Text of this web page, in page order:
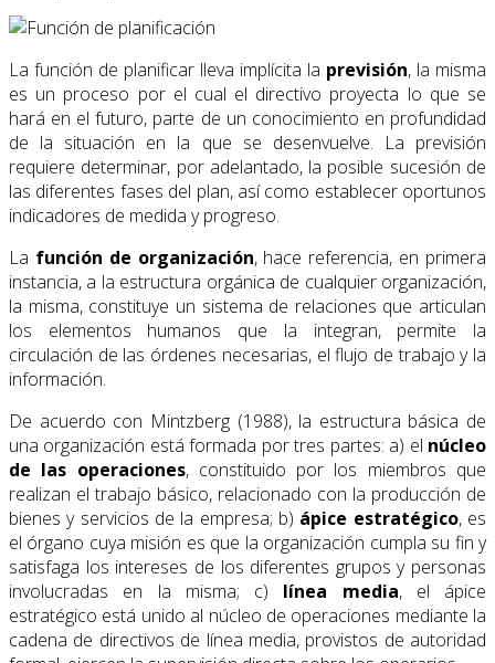
La función de planificar lleva implícita la previsión, la misma
es un proceso por el cual el directivo proyecta lo que se
hará en el futuro, parte de un conocimiento en profundidad
de la situación en la que se desenvuelve. La previsión
requiere determinar, por adelantado, la posible sucesión de
las diferentes fases del plan, así como establecer oportunos
indicadores de medida y progreso.
La función de organización, hace referencia, en primera
instancia, a la estructura orgánica de cualquier organización,
la misma, constituye un sistema de relaciones que articulan
los elementos humanos que la integran, permite la
circulación de las órdenes necesarias, el flujo de trabajo y la
información.
De acuerdo con Mintzberg (1988), la estructura básica de
una organización está formada por tres partes: a) el núcleo
de las operaciones, constituido por los miembros que
realizan el trabajo básico, relacionado con la producción de
bienes y servicios de la empresa; b) ápice estratégico, es
el órgano cuya misión es que la organización cumpla su fin y
satisfaga los intereses de los diferentes grupos y personas
involucradas en la misma; c) línea media, el ápice
estratégico está unido al núcleo de operaciones mediante la
cadena de directivos de línea media, provistos de autoridad